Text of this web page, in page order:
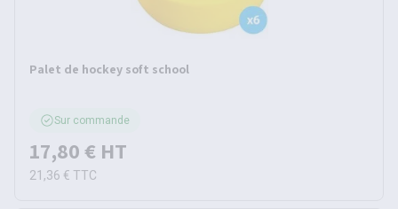
Palet de hockey soft school
Sur commande
17,80 € HT
21,36 € TTC